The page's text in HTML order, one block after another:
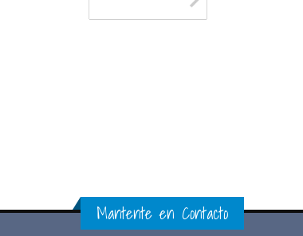
Mantente en Contacto